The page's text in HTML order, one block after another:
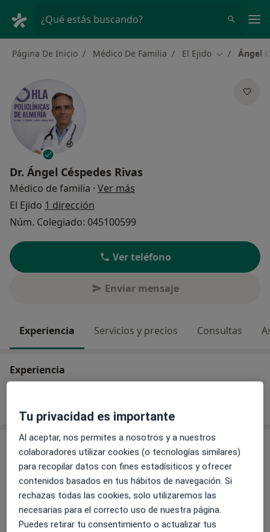
¿Qué estás buscando?
Página De Inicio Médico De Familia El Ejido Cambiar de
Ángel
Dr. Ángel Céspedes Rivas
Médico de familia · Ver más
El Ejido 1 dirección
Núm. Colegiado: 045100599
Ver teléfono
Enviar mensaje
Experiencia Servicios y precios Consultas
Experiencia
Servicios y precios
Consulta online
Detalles
Diagnóstico y tratamiento para trastornos de ansiedad
Tu privacidad es importante
Al aceptar, nos permites a nosotros y a nuestros
colaboradores utilizar cookies (o tecnologías similares)
para recopilar datos con fines estadísiticos y ofrecer
contenidos basados en tus hábitos de navegación. Si
rechazas todas las cookies, solo utilizaremos las
necesarias para el correcto uso de nuestra página.
Puedes retirar tu consentimiento o actualizar tus